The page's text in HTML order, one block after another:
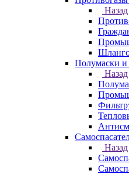
Назад
Полумаски и
Назад
Назад